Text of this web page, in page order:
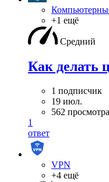
+1 ещё
Средний
Как делать
1 подписчик
19 июл.
562 просмотра
1
ответ
VPN
+4 ещё